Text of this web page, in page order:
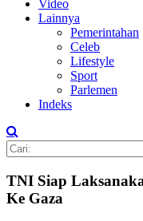
Video
Lainnya
Pemerintahan
Celeb
Lifestyle
Sport
Parlemen
Indeks
TNI Siap
Ke Gaza